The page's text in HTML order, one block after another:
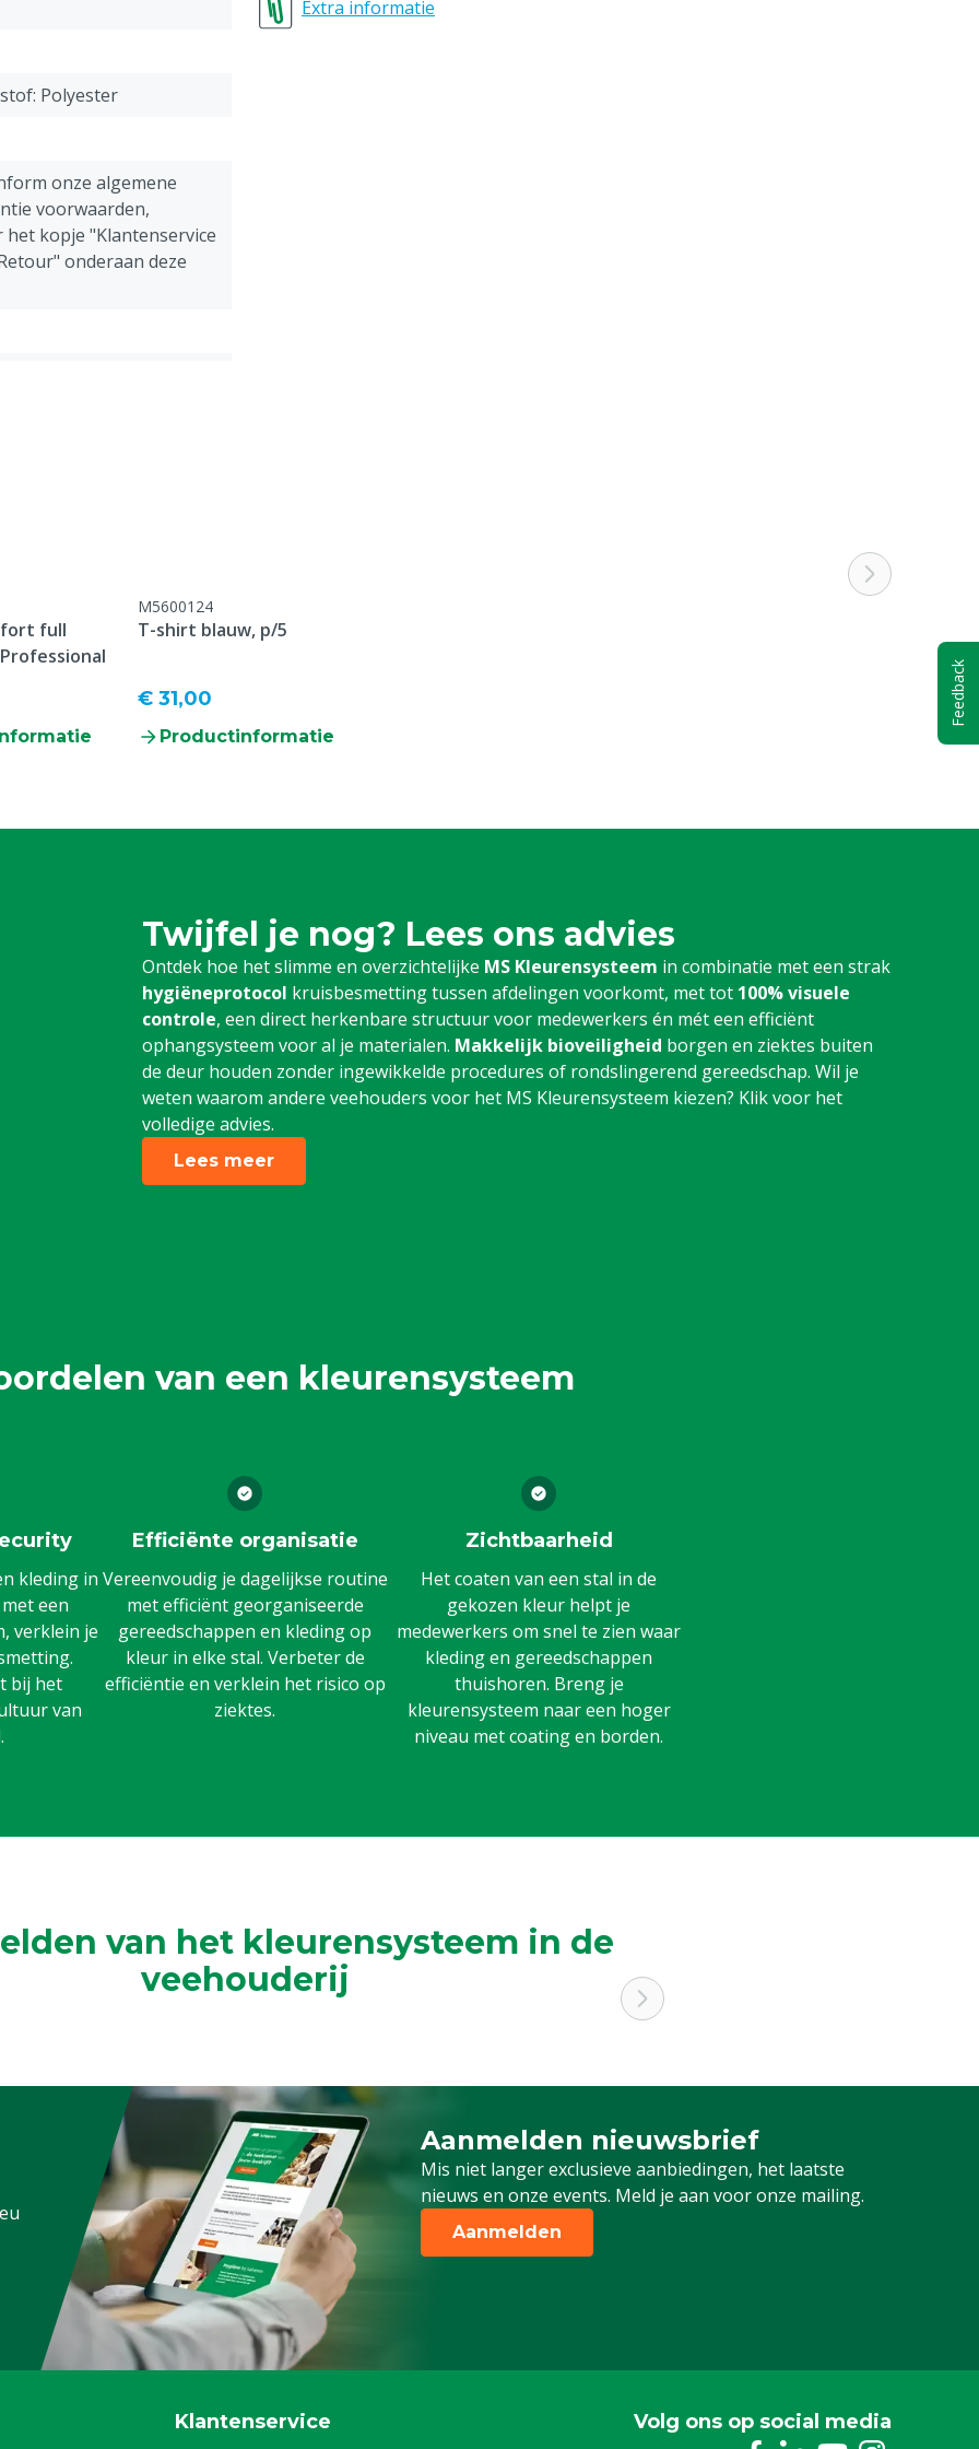
Maat 1 = 40-42 = XS (extra small)
Maat 2 = 44-46 = S (small)
Polyester
onze algemene
voorwaarden,
het kopje "Klantenservice
onderaan deze
Extra informatie
full
M5600124
T-shirt blauw, p/5
€ 31,00
Productinformatie
Twijfel je nog? Lees ons advies
Ontdek hoe het slimme en overzichtelijke MS Kleurensysteem in combinatie met een strak
hygiëneprotocol kruisbesmetting tussen afdelingen voorkomt, met tot 100% visuele
controle, een direct herkenbare structuur voor medewerkers én mét een efficiënt
ophangsysteem voor al je materialen. Makkelijk bioveiligheid borgen en ziektes buiten
de deur houden zonder ingewikkelde procedures of rondslingerend gereedschap. Wil je
weten waarom andere veehouders voor het MS Kleurensysteem kiezen? Klik voor het
volledige advies.
Lees meer
van een kleurensysteem
kleding in
een
verklein je
bij het
van
Efficiënte organisatie
Vereenvoudig je dagelijkse routine
met efficiënt georganiseerde
gereedschappen en kleding op
kleur in elke stal. Verbeter de
efficiëntie en verklein het risico op
ziektes.
Zichtbaarheid
Het coaten van een stal in de
gekozen kleur helpt je
medewerkers om snel te zien waar
kleding en gereedschappen
thuishoren. Breng je
kleurensysteem naar een hoger
niveau met coating en borden.
van het kleurensysteem in de
veehouderij
Aanmelden nieuwsbrief
Mis niet langer exclusieve aanbiedingen, het laatste
nieuws en onze events. Meld je aan voor onze mailing.
Schrijf je in voor onze nieuwsbrief
Aanmelden
Klantenservice
Volg ons op social media
Feedback